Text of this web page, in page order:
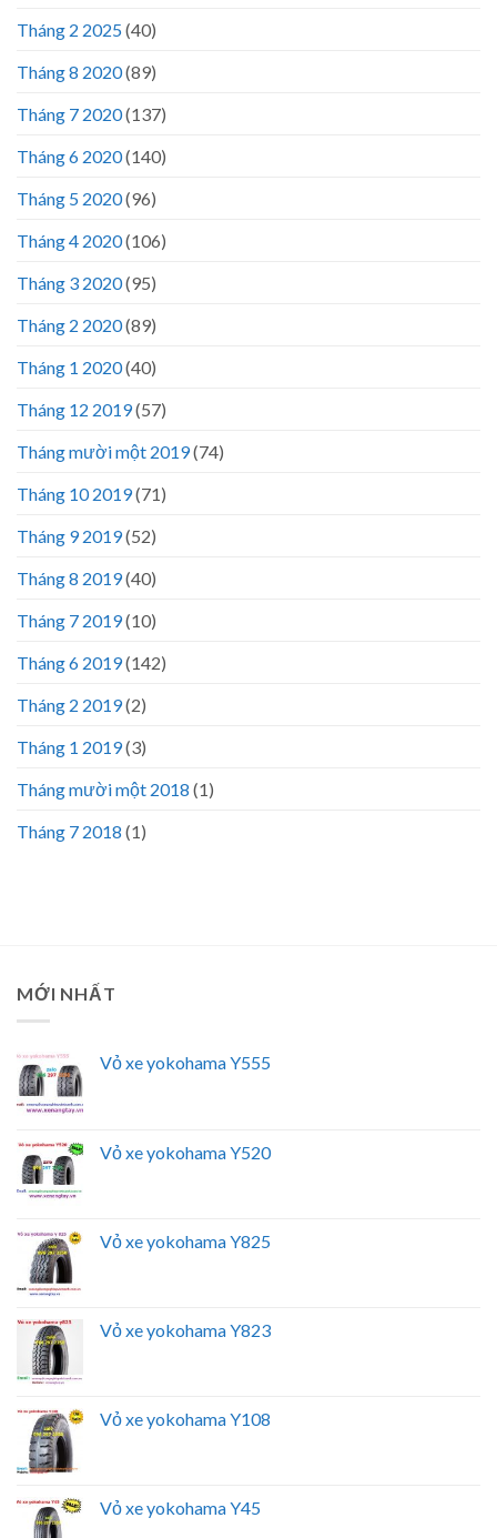
Tháng 2 2025(40)
Tháng 8 2020(89)
Tháng 7 2020(137)
Tháng 6 2020(140)
Tháng 5 2020(96)
Tháng 4 2020(106)
Tháng 3 2020(95)
Tháng 2 2020(89)
Tháng 1 2020(40)
Tháng 12 2019(57)
Tháng mười một 2019(74)
Tháng 10 2019(71)
Tháng 9 2019(52)
Tháng 8 2019(40)
Tháng 7 2019(10)
Tháng 6 2019(142)
Tháng 2 2019(2)
Tháng 1 2019(3)
Tháng mười một 2018 (1)
Tháng 7 2018 (1)
MỚI NHẤT
Vỏ xe yokohama Y555
Vỏ xe yokohama Y520
Vỏ xe yokohama Y825
Vỏ xe yokohama Y823
Vỏ xe yokohama Y108
Vỏ xe yokohama Y45